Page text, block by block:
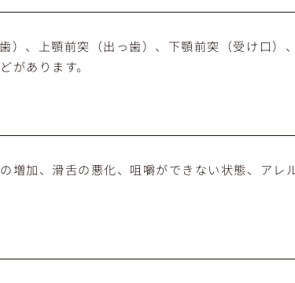
）、上顎前突（出っ歯）、下顎前突（受け口）
があります。
増加、滑舌の悪化、咀嚼ができない状態、アレ